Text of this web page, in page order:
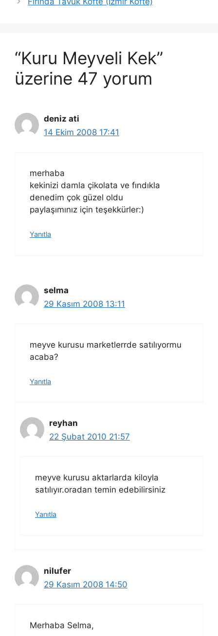
“Kuru Meyveli Kek”
üzerine 47 yorum
deniz ati
14 Ekim 2008 17:41
merhaba
kekinizi damla çikolata ve fındıkla
denedim çok güzel oldu
paylaşımınız için teşekkürler:)
Yanıtla
selma
29 Kasım 2008 13:11
meyve kurusu marketlerrde satılıyormu
acaba?
Yanıtla
reyhan
22 Şubat 2010 21:57
meyve kurusu aktarlarda kiloyla
satılıyır.oradan temin edebilirsiniz
Yanıtla
nilufer
29 Kasım 2008 14:50
Merhaba Selma,